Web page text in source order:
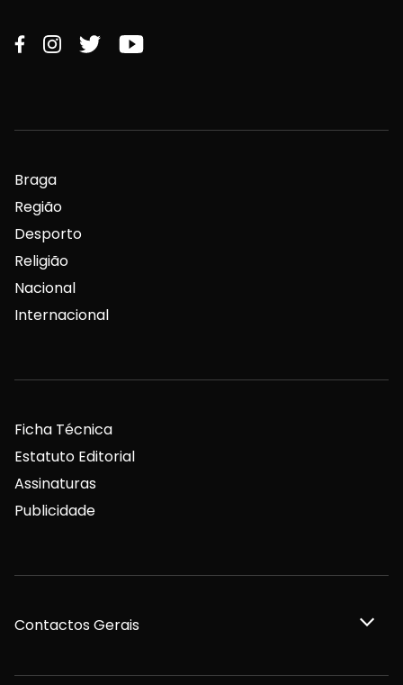
Braga
Região
Desporto
Religião
Nacional
Internacional
Ficha Técnica
Estatuto Editorial
Assinaturas
Publicidade
Contactos Gerais